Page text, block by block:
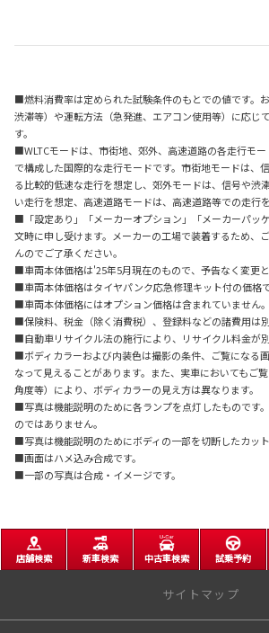
■燃料消費率は定められた試験条件のもとでの値です。お
渋滞等）や運転方法（急発進、エアコン使用等）に応じ
す。
■WLTCモードは、市街地、郊外、高速道路の各走行モ
で構成した国際的な走行モードです。市街地モードは、
る比較的低速な走行を想定し、郊外モードは、信号や渋
い走行を想定、高速道路モードは、高速道路等での走行
■「設定あり」「メーカーオプション」「メーカーパッ
文時に申し受けます。メーカーの工場で装着するため、
んのでご了承ください。
■車両本体価格は'25年5月現在のもので、予告なく変更と
■車両本体価格はタイヤパンク応急修理キット付の価格で
■車両本体価格にはオプション価格は含まれていません。
■保険料、税金（除く消費税）、登録料などの諸費用は別
■自動車リサイクル法の施行により、リサイクル料金が別
■ボディカラーおよび内装色は撮影の条件、ご覧になる
なって見えることがあります。また、実車においてもご
角度等）により、ボディカラーの見え方は異なります。
■写真は機能説明のために各ランプを点灯したものです
のではありません。
■写真は機能説明のためにボディの一部を切断したカット
■画面はハメ込み合成です。
■一部の写真は合成・イメージです。
店舗検索 新車検索 中古車検索 試乗予約
サイトマップ